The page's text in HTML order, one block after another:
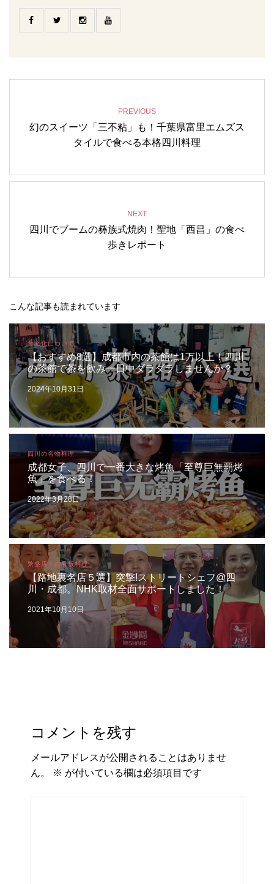
PREVIOUS
幻のスイーツ「三不粘」も！千葉県富里エムズス
タイルで食べる本格四川料理
NEXT
四川でブームの彝族式焼肉！聖地「西昌」の食べ
歩きレポート
こんな記事も読まれています
食文化について
【おすすめ8選】成都市内の茶館は1万以上！四川
の茶館で茶を飲み一日中ダラダラしませんか？
2024年10月31日
四川の名物料理
成都女子、四川で一番大きな烤魚「至尊巨無覇烤
魚」を食べる！
2022年3月28日
繁盛店！の看板料理
【路地裏名店５選】突撃!ストリートシェフ@四
川・成都。NHK取材全面サポートしました！
2021年10月10日
コメントを残す
メールアドレスが公開されることはありませ
ん。
※ が付いている欄は必須項目です